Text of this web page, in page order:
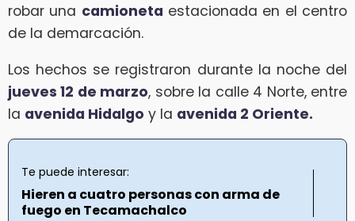
robar una camioneta estacionada en el centro
de la demarcación.
Los hechos se registraron durante la noche del
jueves 12 de marzo, sobre la calle 4 Norte, entre
la avenida Hidalgo y la avenida 2 Oriente.
Te puede interesar:
Hieren a cuatro personas con arma de
fuego en Tecamachalco